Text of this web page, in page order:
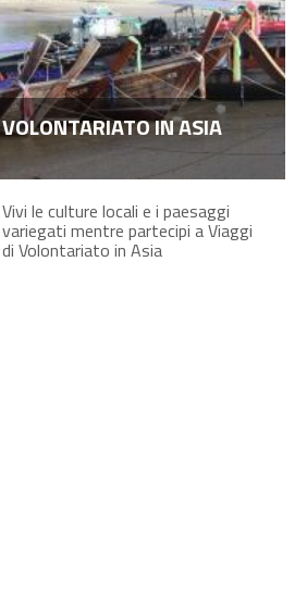
VOLONTARIATO IN ASIA
Vivi le culture locali e i paesaggi
variegati mentre partecipi a Viaggi
di Volontariato in Asia